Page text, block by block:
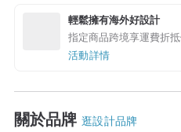
輕鬆擁有海外好設計
指定商品跨境享運費折
活動詳情
關於品牌 逛設計品牌